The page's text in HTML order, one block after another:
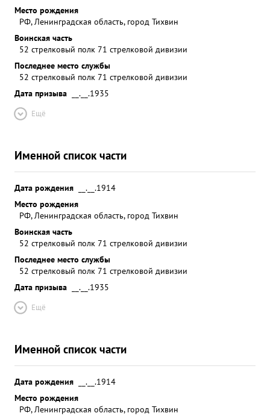
Место рождения
РФ, Ленинградская область, город Тихвин
Воинская часть
52 стрелковый полк 71 стрелковой дивизии
Последнее место службы
52 стрелковый полк 71 стрелковой дивизии
Дата призыва
__.__.1935
Ещё
Именной список части
Дата рождения
__.__.1914
Место рождения
РФ, Ленинградская область, город Тихвин
Воинская часть
52 стрелковый полк 71 стрелковой дивизии
Последнее место службы
52 стрелковый полк 71 стрелковой дивизии
Дата призыва
__.__.1935
Ещё
Именной список части
Дата рождения
__.__.1914
Место рождения
РФ, Ленинградская область, город Тихвин